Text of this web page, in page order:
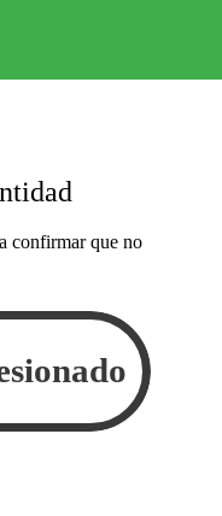
confirmar que no